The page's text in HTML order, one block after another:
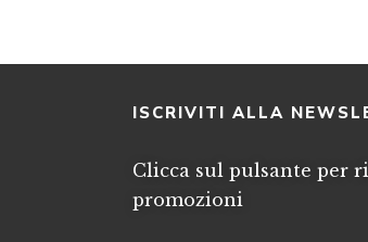
ISCRIVITI ALLA
Clicca sul pulsante per
promozioni